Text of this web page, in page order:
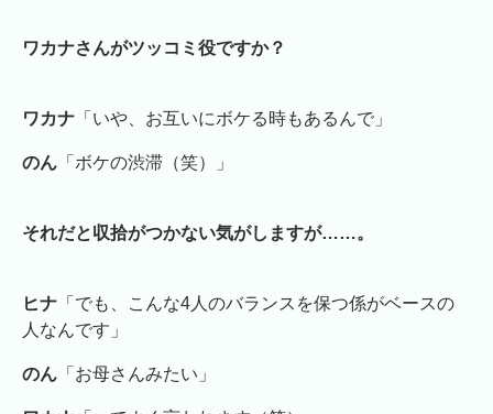
ワカナさんがツッコミ役ですか？
ワカナ 「いや、お互いにボケる時もあるんで」
のん 「ボケの渋滞（笑）」
それだと収拾がつかない気がしますが……。
ヒナ 「でも、こんな4人のバランスを保つ係がベースの
人なんです」
のん 「お母さんみたい」